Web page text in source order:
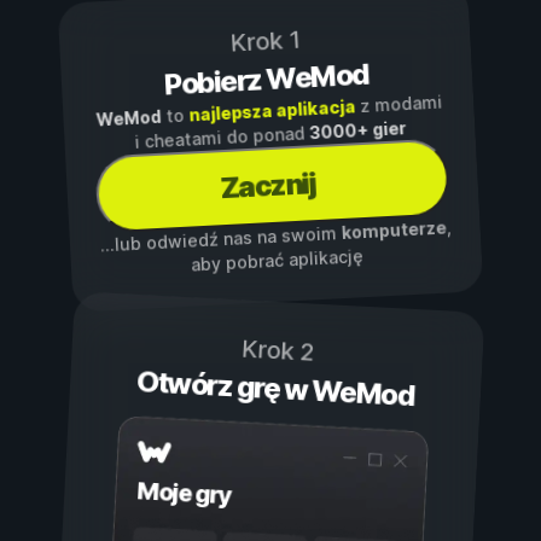
Krok 1
Pobierz WeMod
WeModto najlepsza aplikacjaz modami
i cheatami do ponad3000+ gier
Zacznij
...lub odwiedź nas na swoim komputerze,
aby pobrać aplikację
Krok 2
Otwórz grę w WeMod
Moje gry